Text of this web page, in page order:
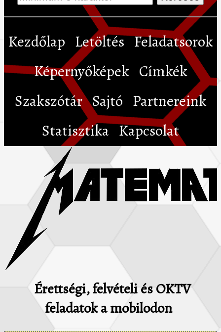
Kezdőlap Letöltés Feladatsorok
Képernyőképek Címkék
Szakszótár Sajtó Partnereink
Statisztika Kapcsolat
Érettségi, felvételi és OKTV
feladatok a mobilodon